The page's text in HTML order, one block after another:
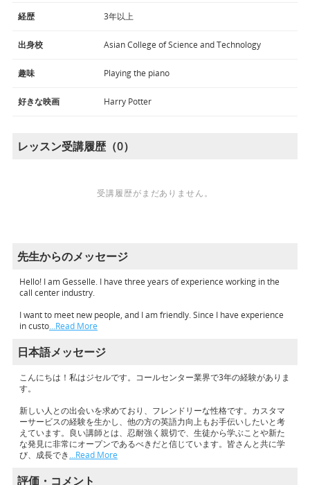
経歴 3年以上
出身校 Asian College of Science and Technology
趣味 Playing the piano
好きな映画 Harry Potter
レッスン受講履歴（0）
受講履歴がまだありません。
先生からのメッセージ
Hello! I am Gesselle. I have three years of experience working in the
call center industry.
I want to meet new people, and I am friendly. Since I have experience
in custo…Read More
日本語メッセージ
こんにちは！私はジセルです。コールセンター業界で3年の経験がありま
す。
新しい人との出会いを求めており、フレンドリーな性格です。カスタマ
ーサービスの経験を生かし、他の方の英語力向上もお手伝いしたいと考
えています。良い講師とは、忍耐強く親切で、生徒から学ぶことや新た
な発見に非常にオープンであるべきだと信じています。皆さんと共に学
び、成長でき…Read More
評価・コメント